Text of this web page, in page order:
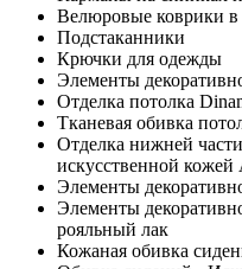
Велюровые коврики в
Подстаканники
Крючки для одежды
Элементы
Отделка потолка
Тканевая обивка
Отделка нижней
искусственной кожей
Элементы
Элементы
рояльный лак
Кожаная обивка